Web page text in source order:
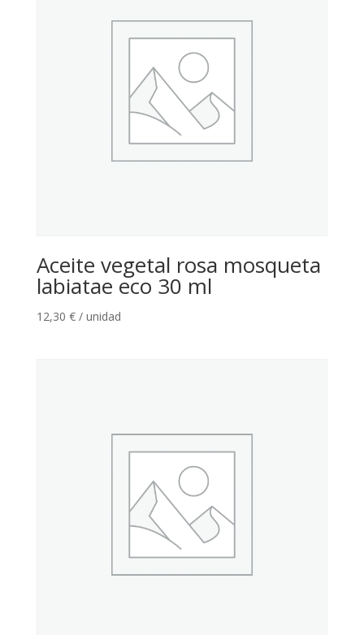
Aceite vegetal rosa mosqueta
labiatae eco 30 ml
12,30 € / unidad